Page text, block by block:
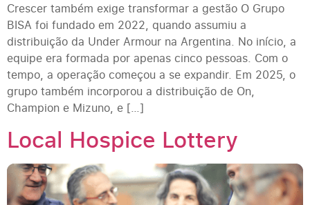
Crescer também exige transformar a gestão O Grupo
BISA foi fundado em 2022, quando assumiu a
distribuição da Under Armour na Argentina. No início, a
equipe era formada por apenas cinco pessoas. Com o
tempo, a operação começou a se expandir. Em 2025, o
grupo também incorporou a distribuição de On,
Champion e Mizuno, e […]
Local Hospice Lottery